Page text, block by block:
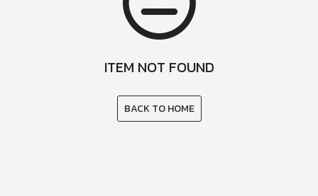
ITEM NOT FOUND
BACK TO HOME